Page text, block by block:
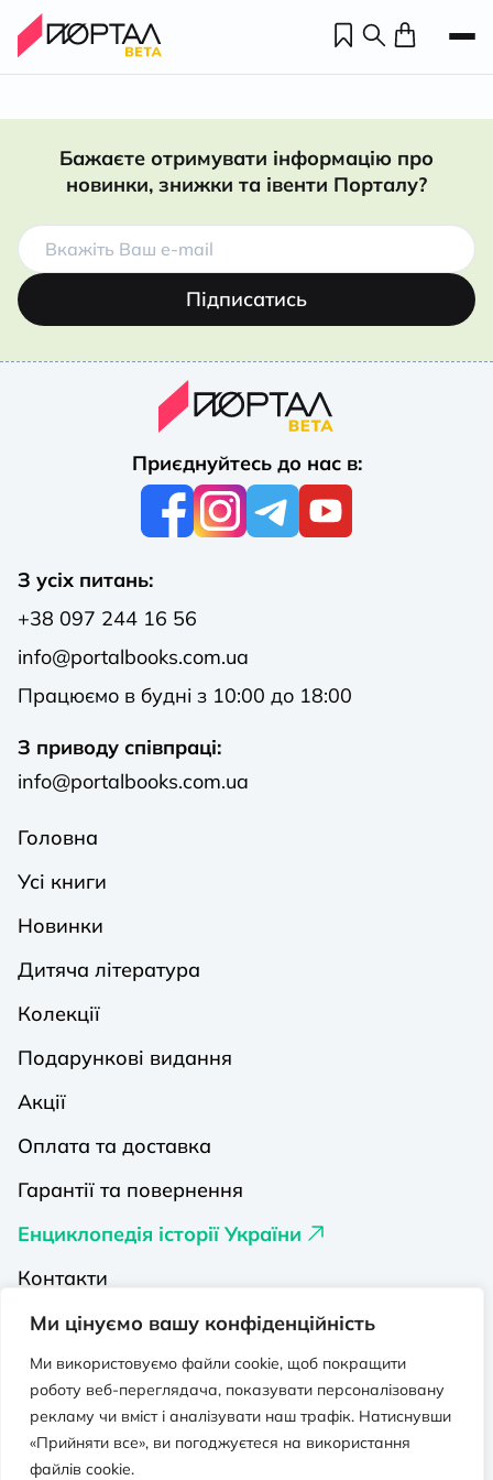
Ми цінуємо вашу конфіденційність
Ми використовуємо файли cookie, щоб покращити
роботу веб-переглядача, показувати персоналізовану
рекламу чи вміст і аналізувати наш трафік. Натиснувши
«Прийняти все», ви погоджуєтеся на використання
файлів cookie.
Бажаєте отримувати інформацію про
новинки, знижки та івенти Порталу?
Підписатись
Приєднуйтесь до нас в:
З усіх питань:
+38 097 244 16 56
info@portalbooks.com.ua
Працюємо в будні з 10:00 до 18:00
З приводу співпраці:
info@portalbooks.com.ua
Головна
Усі книги
Новинки
Дитяча література
Колекції
Подарункові видання
Акції
Оплата та доставка
Гарантії та повернення
Енциклопедія історії України
Контакти
Про нас
Видавництва на Порталі
Політика конфіденційності
Публічна оферта